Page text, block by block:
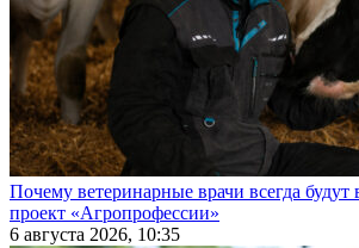
Почему ветеринарные врачи всегда
проект «Агропрофессии»
6 августа 2026, 10:35